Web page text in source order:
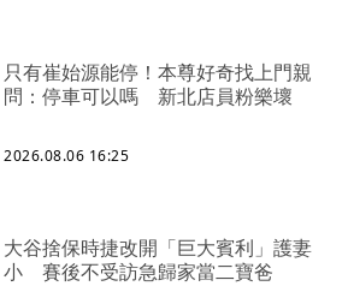
只有崔始源能停！本尊好奇找上門親
問：停車可以嗎 新北店員粉樂壞
2026.08.06 16:25
大谷捨保時捷改開「巨大賓利」護妻
小 賽後不受訪急歸家當二寶爸